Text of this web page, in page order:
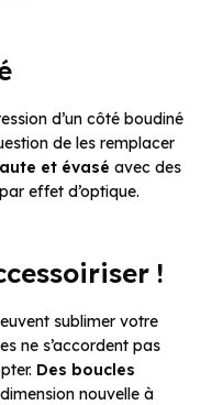
d’un côté boudiné
de les remplacer
et évasé avec des
effet d’optique.
!
sublimer votre
ne s’accordent pas
Des boucles
nouvelle à